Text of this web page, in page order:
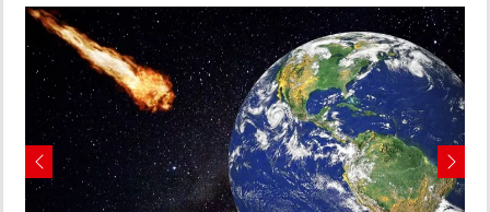
DEPORTES
MUNDO
INSÓLITAS
MULTIMEDIA
Previous Next